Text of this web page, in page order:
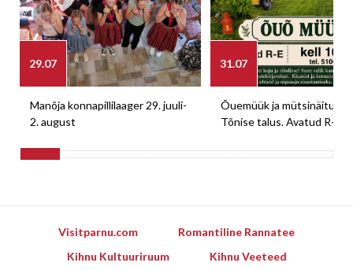
29.07
Manõja konnapillilaager 29. juuli-
2. august
31.07
Õuemüük ja mütsinäitus
Tõnise talus. Avatud R-E
Visitparnu.com
Romantiline Rannatee
Kihnu Kultuuriruum
Kihnu Veeteed